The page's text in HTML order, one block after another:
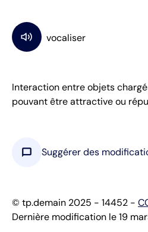
Interaction entre objets
pouvant être attractive ou
chat_bubble Suggérer des
© tp.demain 2025 - 14452 -
Dernière modification le 19